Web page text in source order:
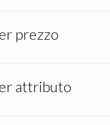
prezzo
attributo